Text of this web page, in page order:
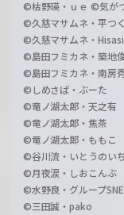
©枯野瑛・ｕｅ ©気が
©久慈マサムネ・平つ
©久慈マサムネ・Hisasi
©島田フミカネ・築地
©島田フミカネ・南房
©しめさば・ぶーた
©竜ノ湖太郎・天之有
©竜ノ湖太郎・焦茶
©竜ノ湖太郎・ももこ
©谷川流・いとうのい
©月夜涙・しおこんぶ
©水野良・グループ
©三田誠・pako